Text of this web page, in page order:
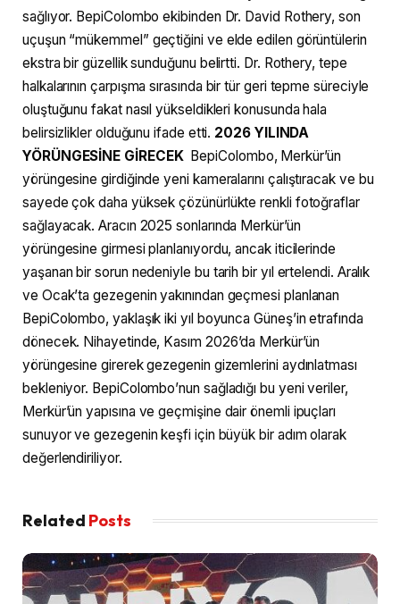
sağlıyor. BepiColombo ekibinden Dr. David Rothery, son
uçuşun “mükemmel” geçtiğini ve elde edilen görüntülerin
ekstra bir güzellik sunduğunu belirtti. Dr. Rothery, tepe
halkalarının çarpışma sırasında bir tür geri tepme süreciyle
oluştuğunu fakat nasıl yükseldikleri konusunda hala
belirsizlikler olduğunu ifade etti. 2026 YILINDA
YÖRÜNGESİNE GİRECEK BepiColombo, Merkür’ün
yörüngesine girdiğinde yeni kameralarını çalıştıracak ve bu
sayede çok daha yüksek çözünürlükte renkli fotoğraflar
sağlayacak. Aracın 2025 sonlarında Merkür’ün
yörüngesine girmesi planlanıyordu, ancak iticilerinde
yaşanan bir sorun nedeniyle bu tarih bir yıl ertelendi. Aralık
ve Ocak’ta gezegenin yakınından geçmesi planlanan
BepiColombo, yaklaşık iki yıl boyunca Güneş’in etrafında
dönecek. Nihayetinde, Kasım 2026’da Merkür’ün
yörüngesine girerek gezegenin gizemlerini aydınlatması
bekleniyor. BepiColombo’nun sağladığı bu yeni veriler,
Merkür’ün yapısına ve geçmişine dair önemli ipuçları
sunuyor ve gezegenin keşfi için büyük bir adım olarak
değerlendiriliyor.
Related Posts